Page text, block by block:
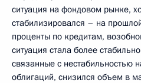
ситуация на фондовом рынке,
стабилизировался – на
проценты по кредитам,
ситуация стала более
связанные с нестабильностью
облигаций, снизился объем в